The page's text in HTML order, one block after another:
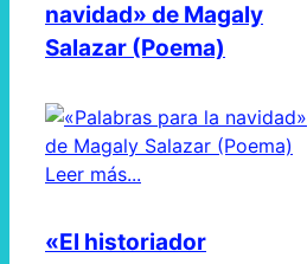
navidad» de Magaly
Salazar (Poema)
Leer más...
«El historiador